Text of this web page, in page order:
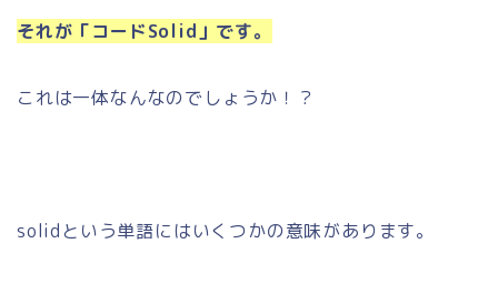
それが「コードSolid」です。
これは一体なんなのでしょうか！？
solidという単語にはいくつかの意味があります。